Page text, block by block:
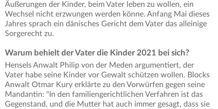
Äußerungen der Kinder, beim Vater leben zu wollen, ein
Wechsel nicht erzwungen werden könne. Anfang Mai dieses
Jahres sprach ein dänisches Gericht dem Vater das alleinige
Sorgerecht zu.
Warum behielt der Vater die Kinder 2021 bei sich?
Hensels Anwalt Philip von der Meden argumentiert, der
Vater habe seine Kinder vor Gewalt schützen wollen. Blocks
Anwalt Otmar Kury erklärte zu den Vorwürfen gegen seine
Mandantin: "In den familiengerichtlichen Verfahren ist das
Gegenstand, und die Mutter hat auch immer gesagt, dass sie